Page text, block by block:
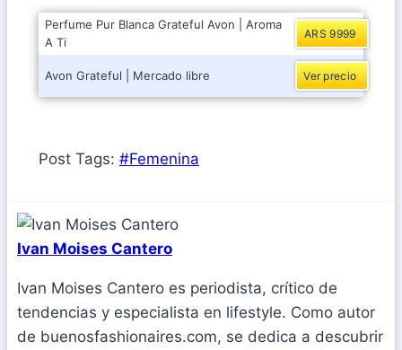
Perfume Pur Blanca Grateful Avon | Aroma
A Ti
ARS 9999
Avon Grateful | Mercado libre Ver precio
Post Tags: #Femenina
Ivan Moises Cantero
Ivan Moises Cantero es periodista, crítico de
tendencias y especialista en lifestyle. Como autor
de buenosfashionaires.com, se dedica a descubrir